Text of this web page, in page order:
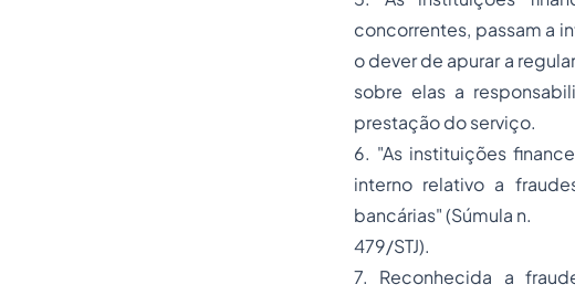
concorrentes, passam a
o dever de apurar a
sobre elas a
prestação do serviço.
6. "As instituições
interno relativo a
bancárias" (Súmula n.
479/STJ).
7. Reconhecida a